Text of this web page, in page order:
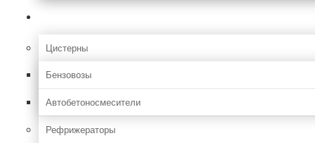
Цистерны
Бензовозы
Автобетоносмесители
Рефрижераторы